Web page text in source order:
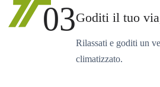
03Goditi il tuo
Rilassati e goditi un
climatizzato.